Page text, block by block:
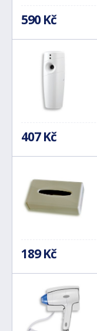
590 Kč
407 Kč
189 Kč